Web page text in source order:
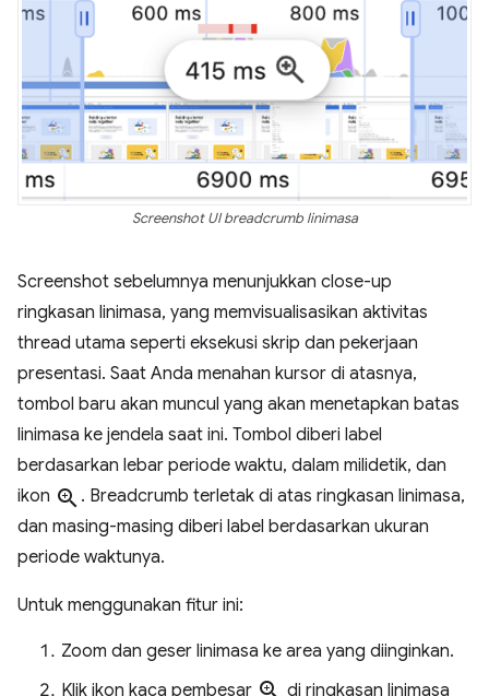
Screenshot UI breadcrumb linimasa
Screenshot sebelumnya menunjukkan close-up
ringkasan linimasa, yang memvisualisasikan aktivitas
thread utama seperti eksekusi skrip dan pekerjaan
presentasi. Saat Anda menahan kursor di atasnya,
tombol baru akan muncul yang akan menetapkan batas
linimasa ke jendela saat ini. Tombol diberi label
berdasarkan lebar periode waktu, dalam milidetik, dan
ikon zoom_in . Breadcrumb terletak di atas ringkasan linimasa,
dan masing-masing diberi label berdasarkan ukuran
periode waktunya.
Untuk menggunakan fitur ini:
Zoom dan geser linimasa ke area yang diinginkan.
Klik ikon kaca pembesar
di ringkasan linimasa